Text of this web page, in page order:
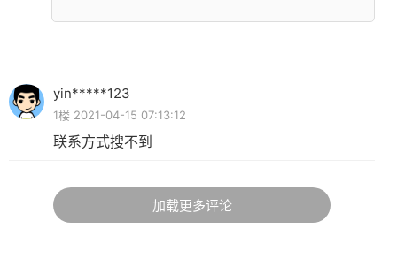
yin*****123
1楼 2021-04-15 07:13:12
联系方式搜不到
加载更多评论